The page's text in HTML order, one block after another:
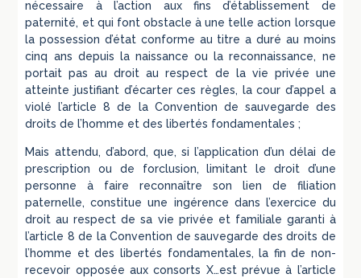
nécessaire à l’action aux fins d’établissement de
paternité, et qui font obstacle à une telle action lorsque
la possession d’état conforme au titre a duré au moins
cinq ans depuis la naissance ou la reconnaissance, ne
portait pas au droit au respect de la vie privée une
atteinte justifiant d’écarter ces règles, la cour d’appel a
violé l’article 8 de la Convention de sauvegarde des
droits de l’homme et des libertés fondamentales ;
Mais attendu, d’abord, que, si l’application d’un délai de
prescription ou de forclusion, limitant le droit d’une
personne à faire reconnaître son lien de filiation
paternelle, constitue une ingérence dans l’exercice du
droit au respect de sa vie privée et familiale garanti à
l’article 8 de la Convention de sauvegarde des droits de
l’homme et des libertés fondamentales, la fin de non-
recevoir opposée aux consorts X…est prévue à l’article